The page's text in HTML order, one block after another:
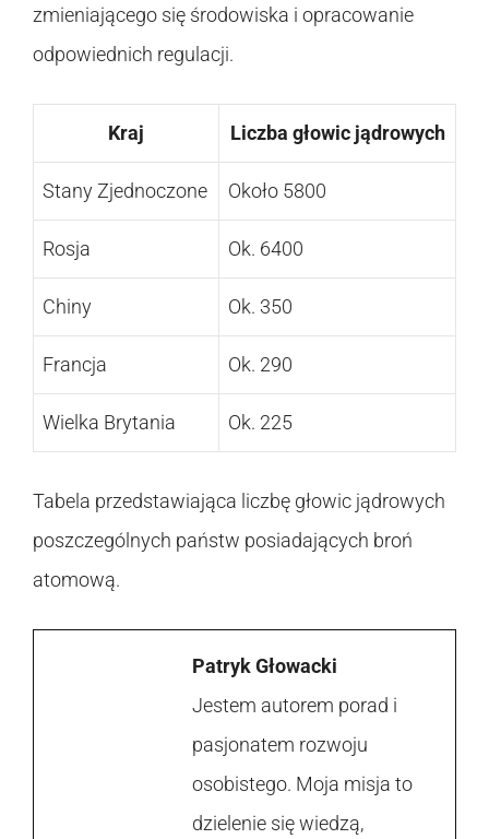
zmieniającego się środowiska i opracowanie
odpowiednich regulacji.
Kraj Liczba głowic jądrowych
Stany Zjednoczone Około 5800
Rosja Ok. 6400
Chiny Ok. 350
Francja Ok. 290
Wielka Brytania Ok. 225
Tabela przedstawiająca liczbę głowic jądrowych
poszczególnych państw posiadających broń
atomową.
Patryk Głowacki
Jestem autorem porad i
pasjonatem rozwoju
osobistego. Moja misja to
dzielenie się wiedzą,